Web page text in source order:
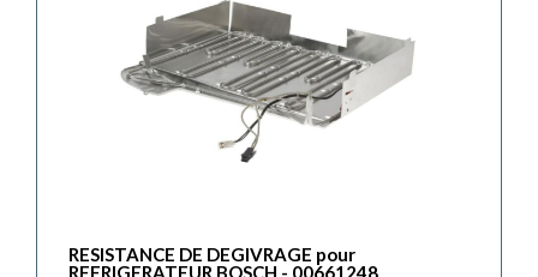
RESISTANCE DE DEGIVRAGE pour
REFRIGERATEUR BOSCH - 00661248